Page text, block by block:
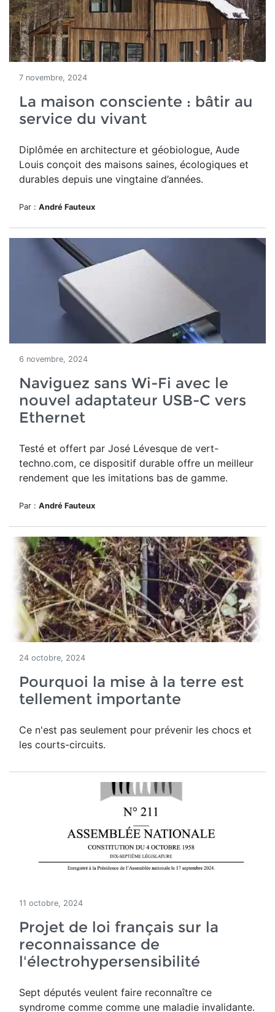
7 novembre, 2024
La maison consciente : bâtir au
service du vivant
Diplômée en architecture et géobiologue, Aude
Louis conçoit des maisons saines, écologiques et
durables depuis une vingtaine d’années.
Par : André Fauteux
6 novembre, 2024
Naviguez sans Wi-Fi avec le
nouvel adaptateur USB-C vers
Ethernet
Testé et offert par José Lévesque de vert-
techno.com, ce dispositif durable offre un meilleur
rendement que les imitations bas de gamme.
Par : André Fauteux
24 octobre, 2024
Pourquoi la mise à la terre est
tellement importante
Ce n'est pas seulement pour prévenir les chocs et
les courts-circuits.
11 octobre, 2024
Projet de loi français sur la
reconnaissance de
l'électrohypersensibilité
Sept députés veulent faire reconnaître ce
syndrome comme comme une maladie invalidante.